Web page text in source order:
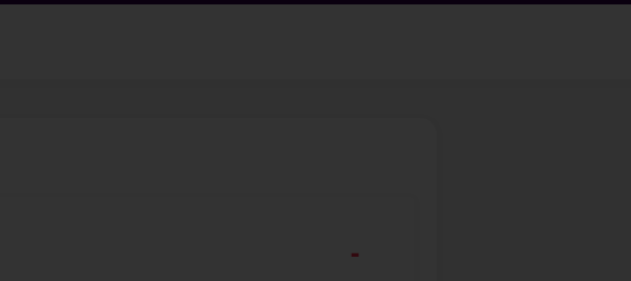
-